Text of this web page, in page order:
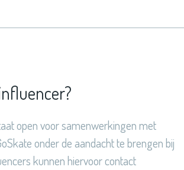
open voor samenwerkingen met
onder de aandacht te brengen bij
kunnen hiervoor contact